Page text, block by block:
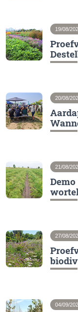
19/08/
20/08/
21/08/
27/08/
04/09/